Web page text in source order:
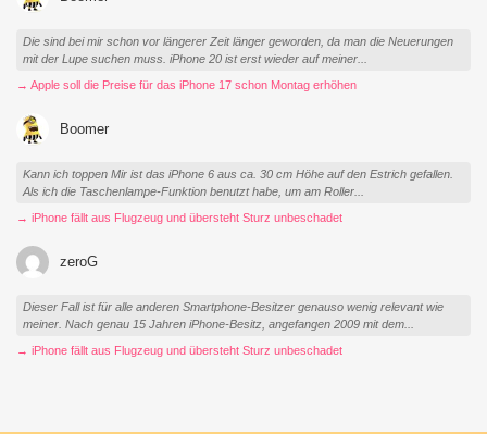
Die sind bei mir schon vor längerer Zeit länger geworden, da man die Neuerungen
mit der Lupe suchen muss. iPhone 20 ist erst wieder auf meiner...
→ Apple soll die Preise für das iPhone 17 schon Montag erhöhen
Boomer
Kann ich toppen Mir ist das iPhone 6 aus ca. 30 cm Höhe auf den Estrich gefallen.
Als ich die Taschenlampe-Funktion benutzt habe, um am Roller...
→ iPhone fällt aus Flugzeug und übersteht Sturz unbeschadet
zeroG
Dieser Fall ist für alle anderen Smartphone-Besitzer genauso wenig relevant wie
meiner. Nach genau 15 Jahren iPhone-Besitz, angefangen 2009 mit dem...
→ iPhone fällt aus Flugzeug und übersteht Sturz unbeschadet